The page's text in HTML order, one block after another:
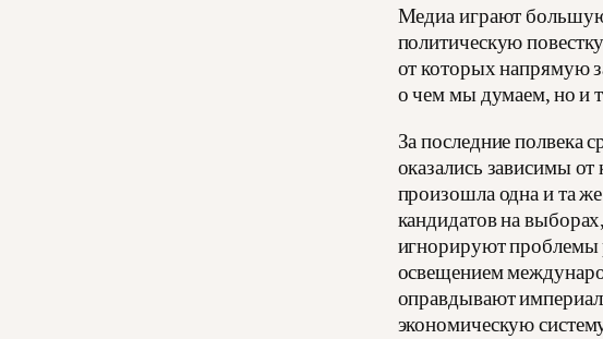
Медиа играют
политическую
от которых напрямую
о чем мы думаем, но и
За последние полвека
оказались зависимы
произошла одна и та
кандидатов на
игнорируют проблемы
освещением
оправдывают
экономическую